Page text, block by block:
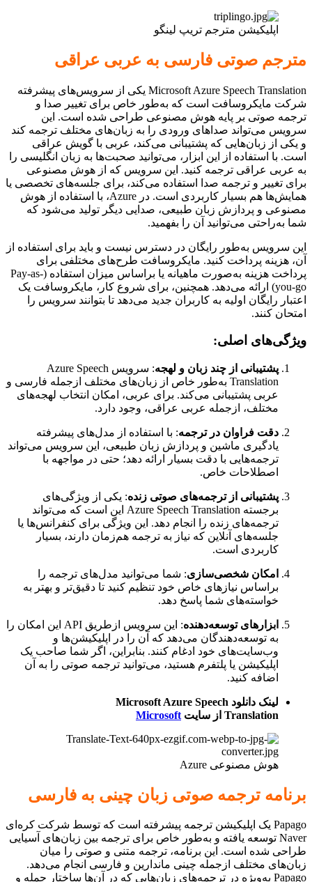
اپلیکیشن مترجم تریپ لینگو
مترجم صوتی فارسی به عربی عراقی
Microsoft Azure Speech Translation یکی از سرویس‌های پیشرفته‌
شرکت مایکروسافت است که به‌طور خاص برای تغییر صدا و
ترجمه صوتی بر پایه هوش مصنوعی طراحی شده است. این
سرویس می‌تواند صداهای ورودی را به زبان‌های مختلف ترجمه کند
و یکی از زبان‌هایی که پشتیبانی می‌کند، عربی با گویش عراقی
است. با استفاده از این ابزار، می‌توانید صحبت‌ها به زبان انگلیسی را
به عربی عراقی ترجمه کنید. این سرویس که از هوش مصنوعی
برای تغییر و ترجمه صدا استفاده می‌کند، برای جلسه‌های تخصصی یا
همایش‌ها هم بسیار کاربردی است. در Azure، با استفاده از هوش
مصنوعی و پردازش زبان طبیعی، صدایی دیگر تولید می‌شود که
شما به‌راحتی می‌توانید آن را بفهمید.
این سرویس به‌طور رایگان در دسترس نیست و باید برای استفاده از
آن، هزینه پرداخت کنید. مایکروسافت طرح‌های مختلفی برای
پرداخت هزینه به‌صورت ماهیانه یا براساس میزان استفاده (Pay-as-
you-go) ارائه می‌دهد. همچنین، برای شروع کار، مایکروسافت یک
اعتبار رایگان اولیه به کاربران جدید می‌دهد تا بتوانند سرویس را
امتحان کنند.
ویژگی‌های اصلی:
پشتیبانی از چند زبان و لهجه‌
: سرویس Azure Speech
Translation به‌طور خاص از زبان‌های مختلف ازجمله فارسی و
عربی پشتیبانی می‌کند. برای عربی، امکان انتخاب لهجه‌های
مختلف، ازجمله عربی عراقی، وجود دارد.
دقت فراوان در ترجمه: با استفاده از مدل‌های پیشرفته
یادگیری ماشین و پردازش زبان طبیعی، این سرویس می‌تواند
ترجمه‌هایی با دقت بسیار ارائه دهد؛ حتی در مواجهه با
اصطلاحات خاص.
پشتیبانی از ترجمه‌های صوتی زنده: یکی از ویژگی‌های
برجسته Azure Speech Translation این است که می‌تواند
ترجمه‌های زنده را انجام دهد. این ویژگی برای کنفرانس‌ها یا
جلسه‌های آنلاین که نیاز به ترجمه هم‌زمان دارند، بسیار
کاربردی است.
امکان شخصی‌سازی: شما می‌توانید مدل‌های ترجمه را
براساس نیازهای خاص خود تنظیم کنید تا دقیق‌تر و بهتر به
خواسته‌های شما پاسخ دهد.
ابزارهای توسعه‌دهنده
: این سرویس ازطریق API این امکان را
به توسعه‌دهندگان می‌دهد که آن را در اپلیکیشن‌ها و
وب‌سایت‌های خود ادغام کنند. بنابراین، اگر شما صاحب یک
اپلیکیشن یا پلتفرم هستید، می‌توانید ترجمه صوتی را به آن
اضافه کنید.
لینک دانلود Microsoft Azure Speech
Translation از سایت
Microsoft
هوش مصنوعی Azure
برنامه ترجمه صوتی زبان چینی به فارسی
Papago یک اپلیکیشن ترجمه پیشرفته است که توسط شرکت کره‌ای
Naver توسعه یافته و به‌طور خاص برای ترجمه بین زبان‌های آسیایی
طراحی شده است. این برنامه، ترجمه متنی و صوتی را میان
زبان‌های مختلف ازجمله چینی ماندارین و فارسی انجام می‌دهد.
Papago به‌ویژه در ترجمه‌های زبان‌هایی که در آن‌ها ساختار جمله و